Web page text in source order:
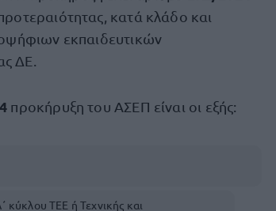
κατά κλάδο και
εκπαιδευτικών
ΔΕ.
προκήρυξη του ΑΣΕΠ είναι οι εξής:
κύκλου ΤΕΕ ή Τεχνικής και